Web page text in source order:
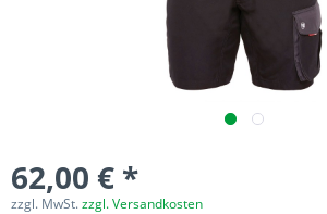
62,00 € *
zzgl. MwSt.zzgl. Versandkosten